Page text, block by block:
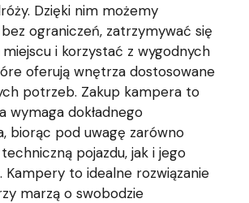
Dzięki nim możemy
ograniczeń, zatrzymywać się
i korzystać z wygodnych
oferują wnętrza dostosowane
potrzeb. Zakup kampera to
wymaga dokładnego
biorąc pod uwagę zarówno
pojazdu, jak i jego
Kampery to idealne rozwiązanie
marzą o swobodzie